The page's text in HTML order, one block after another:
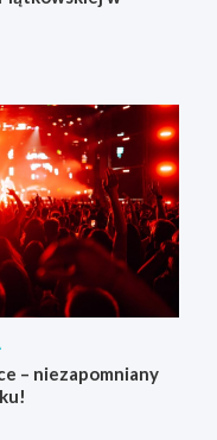
– niezapomniany